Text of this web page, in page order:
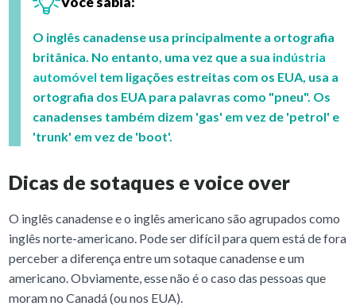
O inglês canadense usa principalmente a ortografia
britânica. No entanto, uma vez que a sua indústria
automóvel tem ligações estreitas com os EUA, usa a
ortografia dos EUA para palavras como "pneu". Os
canadenses também dizem 'gas' em vez de 'petrol' e
'trunk' em vez de 'boot'.
Dicas de sotaques e voice over
O inglês canadense e o inglês americano são agrupados como
inglês norte-americano. Pode ser difícil para quem está de fora
perceber a diferença entre um sotaque canadense e um
americano. Obviamente, esse não é o caso das pessoas que
moram no Canadá (ou nos EUA).